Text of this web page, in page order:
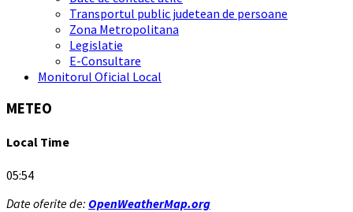
Transportul public judetean de persoane
Zona Metropolitana
Legislatie
E-Consultare
Monitorul Oficial Local
METEO
Local Time
05:54
Date oferite de: OpenWeatherMap.org